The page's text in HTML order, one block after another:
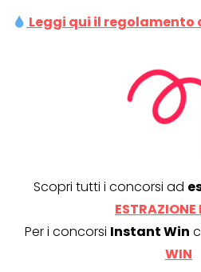
Leggi qui il regolamento
Scopri tutti i concorsi ad
ESTRAZIONE
Per i concorsi Instant Win
WIN